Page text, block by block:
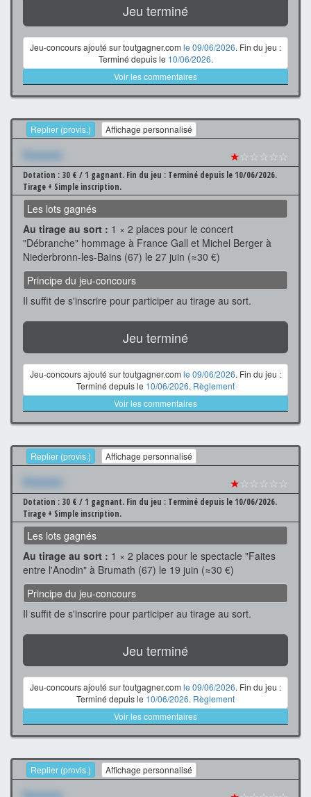
Jeu terminé
Jeu-concours ajouté sur toutgagner.com le 09/06/2026. Fin du jeu :
Terminé depuis le 10/06/2026.
Voir les commentaires
Replier (provis.) Affichage personnalisé
Xxxxxxx ★☆☆☆☆☆
Dotation : 30 € / 1 gagnant. Fin du jeu : Terminé depuis le 10/06/2026.
Tirage + Simple inscription.
Les lots gagnés
Au tirage au sort : 1 × 2 places pour le concert
"Débranche" hommage à France Gall et Michel Berger à
Niederbronn-les-Bains (67) le 27 juin (≈30 €)
Principe du jeu-concours
Il suffit de s'inscrire pour participer au tirage au sort.
Jeu terminé
Jeu-concours ajouté sur toutgagner.com le 09/06/2026. Fin du jeu :
Terminé depuis le 10/06/2026. Règlement
Voir les commentaires
Replier (provis.) Affichage personnalisé
Xxxxxxx ★☆☆☆☆☆
Dotation : 30 € / 1 gagnant. Fin du jeu : Terminé depuis le 10/06/2026.
Tirage + Simple inscription.
Les lots gagnés
Au tirage au sort : 1 × 2 places pour le spectacle "Faites
entre l'Anodin" à Brumath (67) le 19 juin (≈30 €)
Principe du jeu-concours
Il suffit de s'inscrire pour participer au tirage au sort.
Jeu terminé
Jeu-concours ajouté sur toutgagner.com le 09/06/2026. Fin du jeu :
Terminé depuis le 10/06/2026. Règlement
Voir les commentaires
Replier (provis.) Affichage personnalisé